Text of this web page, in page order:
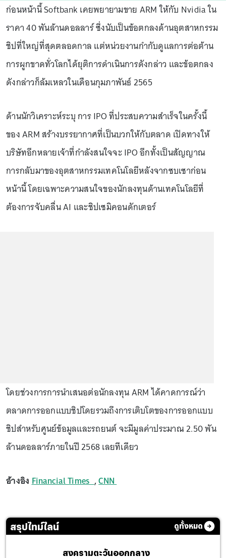
ก่อนหน้านี้ Softbank เคยพยายามขาย ARM ให้กับ Nvidia ใน
ราคา 40 พันล้านดอลลาร์ ซึ่งนับเป็นข้อตกลงด้านอุตสาหกรรม
ชิปที่ใหญ่ที่สุดตลอดกาล แต่หน่วยงานกำกับดูแลการต่อต้าน
การผูกขาดทั่วโลกได้ยุติการดำเนินการดังกล่าว และข้อตกลง
ดังกล่าวก็ล้มเหลวในเดือนกุมภาพันธ์ 2565
ด้านนักวิเคราะห์ระบุ การ IPO ที่ประสบความสำเร็จในครั้งนี้
ของ ARM สร้างบรรยากาศที่เป็นบวกให้กับตลาด เปิดทางให้
บริษัทอีกหลายเจ้าที่กำลังสนใจจะ IPO อีกทั้งเป็นสัญญาณ
การกลับมาของอุตสาหกรรมเทคโนโลยีหลังจากซบเซาก่อน
หน้านี้ โดยเฉพาะความสนใจของนักลงทุนด้านเทคโนโลยีที่
ต้องการจับคลื่น AI และชิปเซมิคอนดักเตอร์
โดยช่วงการการนำเสนอต่อนักลงทุน ARM ได้คาดการณ์ว่า
ตลาดการออกแบบชิปโดยรวมถึงการเติบโตของการออกแบบ
ชิปสำหรับศูนย์ข้อมูลและรถยนต์ จะมีมูลค่าประมาณ 2.50 พัน
ล้านดอลลาร์ภายในปี 2568 เลยทีเดียว
อ้างอิงFinancial Times,CNN
สรุปไทม์ไลน์ ดูทั้งหมด
สงครามตะวันออกกลาง